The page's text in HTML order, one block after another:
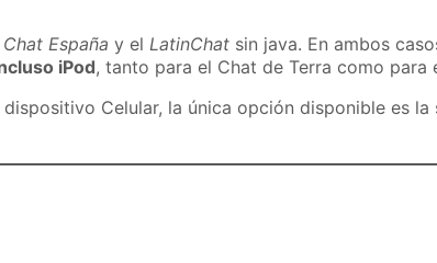
Chat España y elLatinChat sin java. En ambos
iPod, tanto para el Chat de Terra como para
Celular, la única opción disponible es